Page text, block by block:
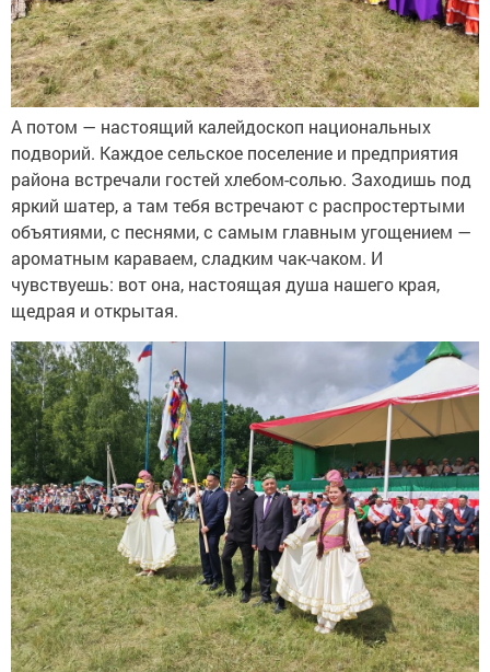
А потом — настоящий калейдоскоп национальных
подворий. Каждое сельское поселение и предприятия
района встречали гостей хлебом-солью. Заходишь под
яркий шатер, а там тебя встречают с распростертыми
объятиями, с песнями, с самым главным угощением —
ароматным караваем, сладким чак-чаком. И
чувствуешь: вот она, настоящая душа нашего края,
щедрая и открытая.